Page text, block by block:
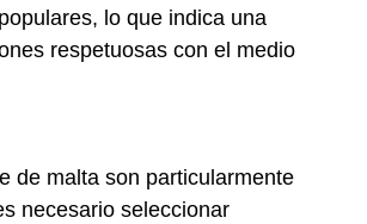
lo que indica una
respetuosas con el medio
de malta son particularmente
necesario seleccionar